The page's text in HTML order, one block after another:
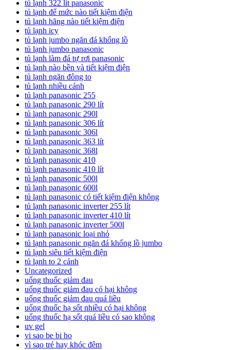
tủ lạnh 322 lít panasonic
tủ lạnh để mức nào tiết kiệm điện
tủ lạnh hãng nào tiết kiệm điện
tủ lạnh icy
tủ lạnh jumbo ngăn đá khổng lồ
tủ lạnh jumbo panasonic
tủ lạnh làm đá tự rơi panasonic
tủ lạnh nào bền và tiết kiệm điện
tủ lạnh ngăn đông to
tủ lạnh nhiều cánh
tủ lạnh panasonic 255
tủ lạnh panasonic 290 lít
tủ lạnh panasonic 290l
tủ lạnh panasonic 306 lít
tủ lạnh panasonic 306l
tủ lạnh panasonic 363 lít
tủ lạnh panasonic 368l
tủ lạnh panasonic 410
tủ lạnh panasonic 410 lít
tủ lạnh panasonic 500l
tủ lạnh panasonic 600l
tủ lạnh panasonic có tiết kiệm điện không
tủ lạnh panasonic inverter 255 lít
tủ lạnh panasonic inverter 410 lít
tủ lạnh panasonic inverter 500l
tủ lạnh panasonic loại nhỏ
tủ lạnh panasonic ngăn đá khổng lồ jumbo
tủ lạnh siêu tiết kiệm điện
tủ lạnh to 2 cánh
Uncategorized
uống thuốc giảm đau
uống thuốc giảm đau có hại không
uống thuốc giảm đau quá liều
uống thuốc hạ sốt nhiều có hại không
uống thuốc hạ sốt quá liều có sao không
uv gel
vi sao be bi ho
vì sao trẻ hay khóc đêm